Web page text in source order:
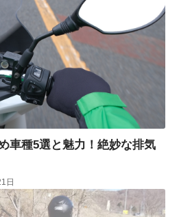
車種5選と魅力！絶妙な排気
日